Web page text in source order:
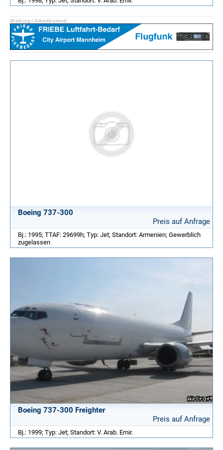
Boeing 737-300
Preis auf Anfrage
Bj.: 1995; TTAF: 29699h; Typ: Jet; Standort: Armenien; Gewerblich
zugelassen
Boeing 737-300 Freighter
Preis auf Anfrage
Bj.: 1999; Typ: Jet; Standort: V. Arab. Emir.